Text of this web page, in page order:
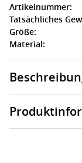
Artikelnummer:
Tatsächliches
Größe:
Material: